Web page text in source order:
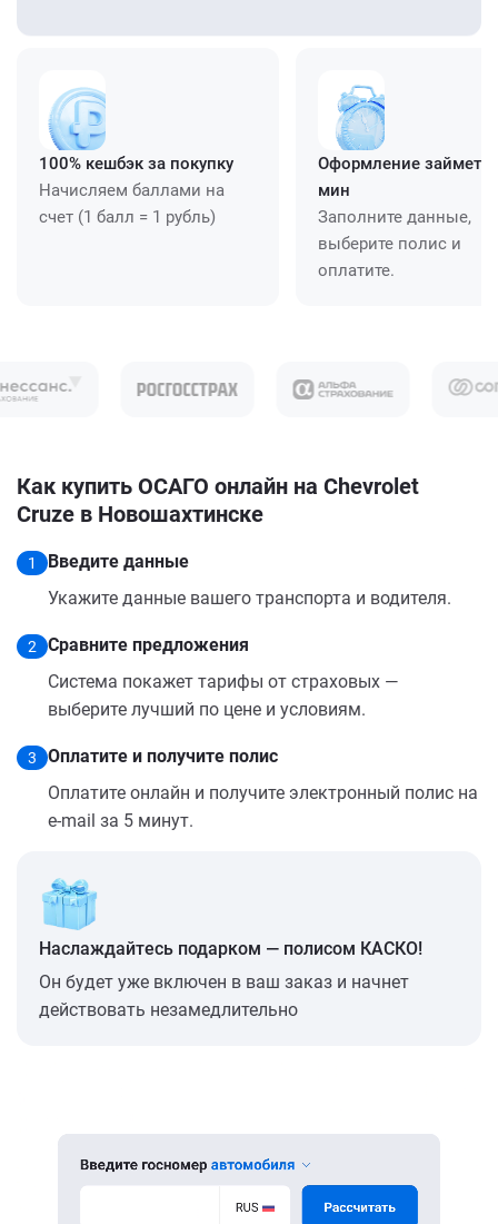
100% кешбэк за покупку
Начисляем баллами на
счет (1 балл = 1 рубль)
Оформление займет
мин
Заполните данные,
выберите полис и
оплатите.
Как купить ОСАГО онлайн на Chevrolet
Cruze в Новошахтинске
1
Введите данные
Укажите данные вашего транспорта и водителя.
2
Сравните предложения
Система покажет тарифы от страховых —
выберите лучший по цене и условиям.
3
Оплатите и получите полис
Оплатите онлайн и получите электронный полис на
e-mail за 5 минут.
Наслаждайтесь подарком — полисом КАСКО!
Он будет уже включен в ваш заказ и начнет
действовать незамедлительно